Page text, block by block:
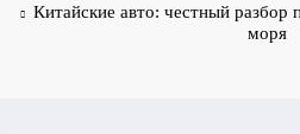
Китайские авто: честный разбор
моря